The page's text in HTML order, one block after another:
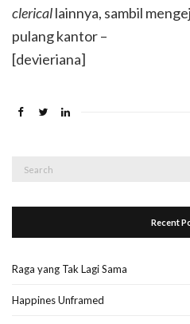
clericallainnya, sambil
pulang kantor –
[devieriana]
Search
Recent
Raga yang Tak Lagi Sama
Happines Unframed